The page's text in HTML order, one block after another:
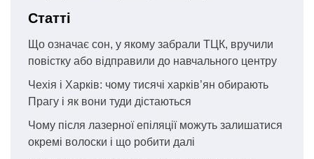
Статті
Що означає сон, у якому забрали ТЦК, вручили
повістку або відправили до навчального центру
Чехія і Харків: чому тисячі харків’ян обирають
Прагу і як вони туди дістаються
Чому після лазерної епіляції можуть залишатися
окремі волоски і що робити далі